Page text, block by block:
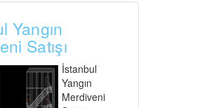
Yangın
Satışı
İstanbul
Yangın
Merdiveni